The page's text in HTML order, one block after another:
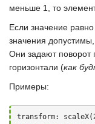
меньше 1
, то
Если значение равно
значения
Они задают поворот
горизонтали (как
Примеры:
transform: scaleX(